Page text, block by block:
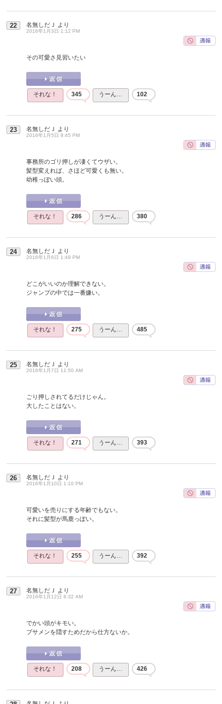
22 名無しだＪ より
2016年1月3日 1:12 PM
その可愛さ見習いたい
それな！ 345 うーん… 102
23 名無しだＪ より
2016年1月5日 8:45 PM
事務所のゴリ押しが凄くてウザい。
髪型変えれば、さほど可愛くも無い。
幼稚っぽい頭。
それな！ 286 うーん… 380
24 名無しだＪ より
2016年1月6日 1:49 PM
どこがいいのか理解できない。
ジャンプの中では一番嫌い。
それな！ 275 うーん… 485
25 名無しだＪ より
2016年1月7日 11:50 AM
ごり押しされてるだけじゃん。
大したことはない。
それな！ 271 うーん… 393
26 名無しだＪ より
2016年1月10日 1:10 PM
可愛いを売りにする年齢でもない。
それに髪型が馬鹿っぽい。
それな！ 255 うーん… 392
27 名無しだＪ より
2016年1月12日 8:32 AM
でかい頭がキモい。
ブサメンを隠すためだから仕方ないか。
それな！ 208 うーん… 426